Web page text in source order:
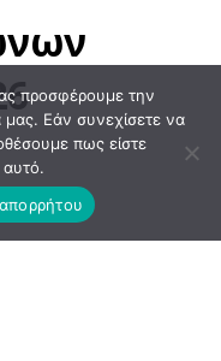
προσφέρουμε την
μας. Εάν συνεχίσετε να
πως είστε
αυτό.